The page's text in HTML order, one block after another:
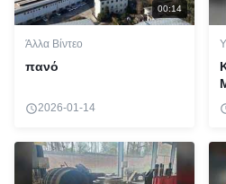
00:14
Άλλα Βίντεο
πανό
2026-01-14